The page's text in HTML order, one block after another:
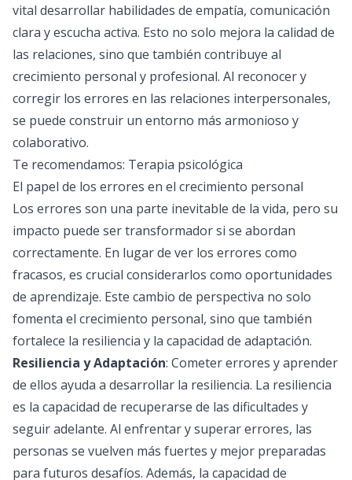
vital desarrollar habilidades de empatía, comunicación
clara y escucha activa. Esto no solo mejora la calidad de
las relaciones, sino que también contribuye al
crecimiento personal y profesional. Al reconocer y
corregir los errores en las relaciones interpersonales,
se puede construir un entorno más armonioso y
colaborativo.
Te recomendamos: Terapia psicológica
El papel de los errores en el crecimiento personal
Los errores son una parte inevitable de la vida, pero su
impacto puede ser transformador si se abordan
correctamente. En lugar de ver los errores como
fracasos, es crucial considerarlos como oportunidades
de aprendizaje. Este cambio de perspectiva no solo
fomenta el crecimiento personal, sino que también
fortalece la resiliencia y la capacidad de adaptación.
Resiliencia y Adaptación: Cometer errores y aprender
de ellos ayuda a desarrollar la resiliencia. La resiliencia
es la capacidad de recuperarse de las dificultades y
seguir adelante. Al enfrentar y superar errores, las
personas se vuelven más fuertes y mejor preparadas
para futuros desafíos. Además, la capacidad de